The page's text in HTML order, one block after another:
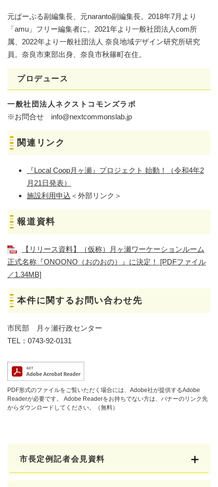
元ぱーぷる副編集長、元naranto副編集長。2018年7月より
「amu」フリー編集者に。2021年より一般社団法人com所
属、2022年より一般社団法人 奈良地域デザイン研究所研究
員。奈良市東部出身、奈良市秋篠町在住。
プロデュース
一般社団法人ネクストコモンズラボ
※お問合せ info@nextcommonslab.jp
関連リンク
『Local Coop月ヶ瀬』プロジェクト 始動！（令和4年2
月21日発表）​
施設利用申込 ＜外部リンク＞
報道資料​
【リリース資料】（仮称）月ヶ瀬ワーケーションルーム
正式名称『ONOONO（おのおの）』に決定！ [PDFファイル
／1.34MB]
本件に関するお問い合わせ先
市民部 月ヶ瀬行政センター
TEL：0743-92-0131
PDF形式のファイルをご覧いただく場合には、Adobe社が提供するAdobe
Readerが必要です。
Adobe Readerをお持ちでない方は、バナーのリンク先
からダウンロードしてください。（無料）
市長定例記者会見資料